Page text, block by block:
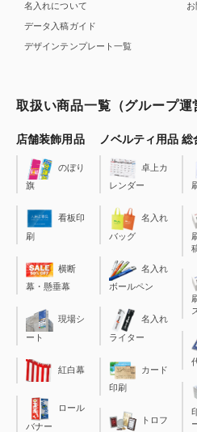
名入れについて
データ入稿ガイド
デザインテンプレート一覧
取扱い商品一覧（グループ運
店舗装飾用品
のぼり
旗
看板印
刷
横断
幕・懸垂幕
現場シ
ート
紅白幕
ロール
バナー
ノベルティ用品
卓上カ
レンダー
名入れ
バッグ
名入れ
ボールペン
名入れ
ライター
カード
印刷
トロフ
総